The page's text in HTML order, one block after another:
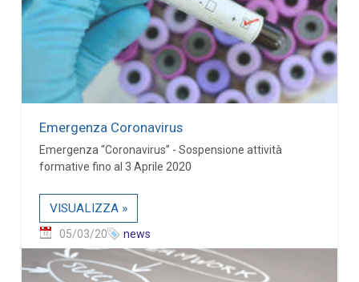
Emergenza Coronavirus
Emergenza “Coronavirus” - Sospensione attività
formative fino al 3 Aprile 2020
VISUALIZZA »
05/03/20 news